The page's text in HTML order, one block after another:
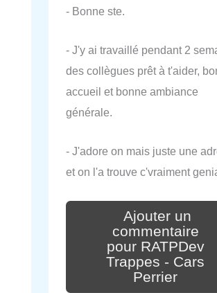
- Bonne ste.
- J'y ai travaillé pendant 2
des collègues prêt à t'aider,
accueil et bonne ambiance
générale.
- J'adore on mais juste une
et on l'a trouve c'vraiment
Ajouter un
commentaire
pour RATPDev
Trappes - Cars
Perrier